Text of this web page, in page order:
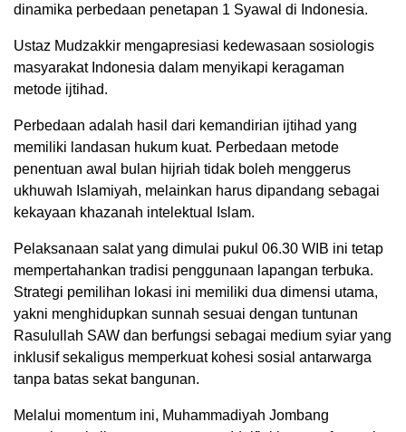
dinamika perbedaan penetapan 1 Syawal di Indonesia.
Ustaz Mudzakkir mengapresiasi kedewasaan sosiologis
masyarakat Indonesia dalam menyikapi keragaman
metode ijtihad.
Perbedaan adalah hasil dari kemandirian ijtihad yang
memiliki landasan hukum kuat. Perbedaan metode
penentuan awal bulan hijriah tidak boleh menggerus
ukhuwah Islamiyah, melainkan harus dipandang sebagai
kekayaan khazanah intelektual Islam.
Pelaksanaan salat yang dimulai pukul 06.30 WIB ini tetap
mempertahankan tradisi penggunaan lapangan terbuka.
Strategi pemilihan lokasi ini memiliki dua dimensi utama,
yakni menghidupkan sunnah sesuai dengan tuntunan
Rasulullah SAW dan berfungsi sebagai medium syiar yang
inklusif sekaligus memperkuat kohesi sosial antarwarga
tanpa batas sekat bangunan.
Melalui momentum ini, Muhammadiyah Jombang